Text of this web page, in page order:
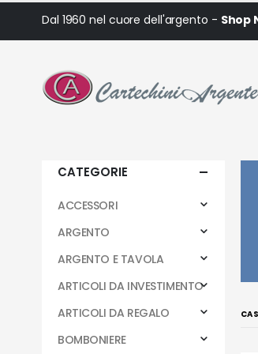
Dal 1960 nel cuore dell'argento - Shop
CATEGORIE
ACCESSORI
ARGENTO
ARGENTO E TAVOLA
ARTICOLI DA INVESTIMENTO
ARTICOLI DA REGALO
BOMBONIERE